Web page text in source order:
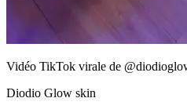
Vidéo TikTok virale de
Diodio Glow skin